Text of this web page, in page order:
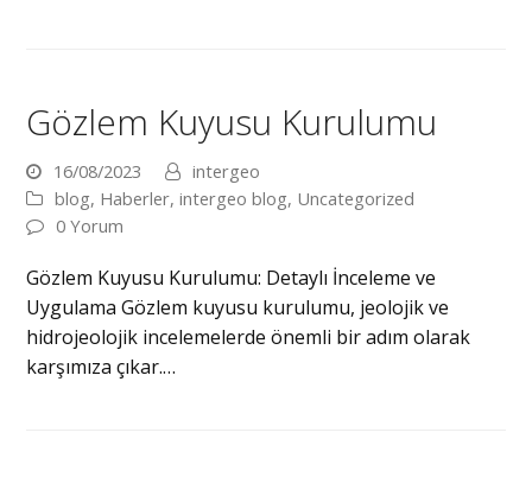
Gözlem Kuyusu Kurulumu
16/08/2023
intergeo
blog, Haberler,intergeo blog, Uncategorized
0 Yorum
Gözlem Kuyusu Kurulumu: Detaylı İnceleme ve
Uygulama Gözlem kuyusu kurulumu, jeolojik ve
hidrojeolojik incelemelerde önemli bir adım olarak
karşımıza çıkar.…